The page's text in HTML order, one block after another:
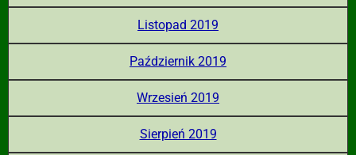
Listopad 2019
Październik 2019
Wrzesień 2019
Sierpień 2019